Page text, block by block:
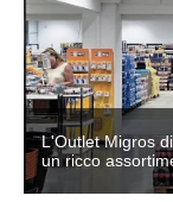
L'Outlet Migros
un ricco